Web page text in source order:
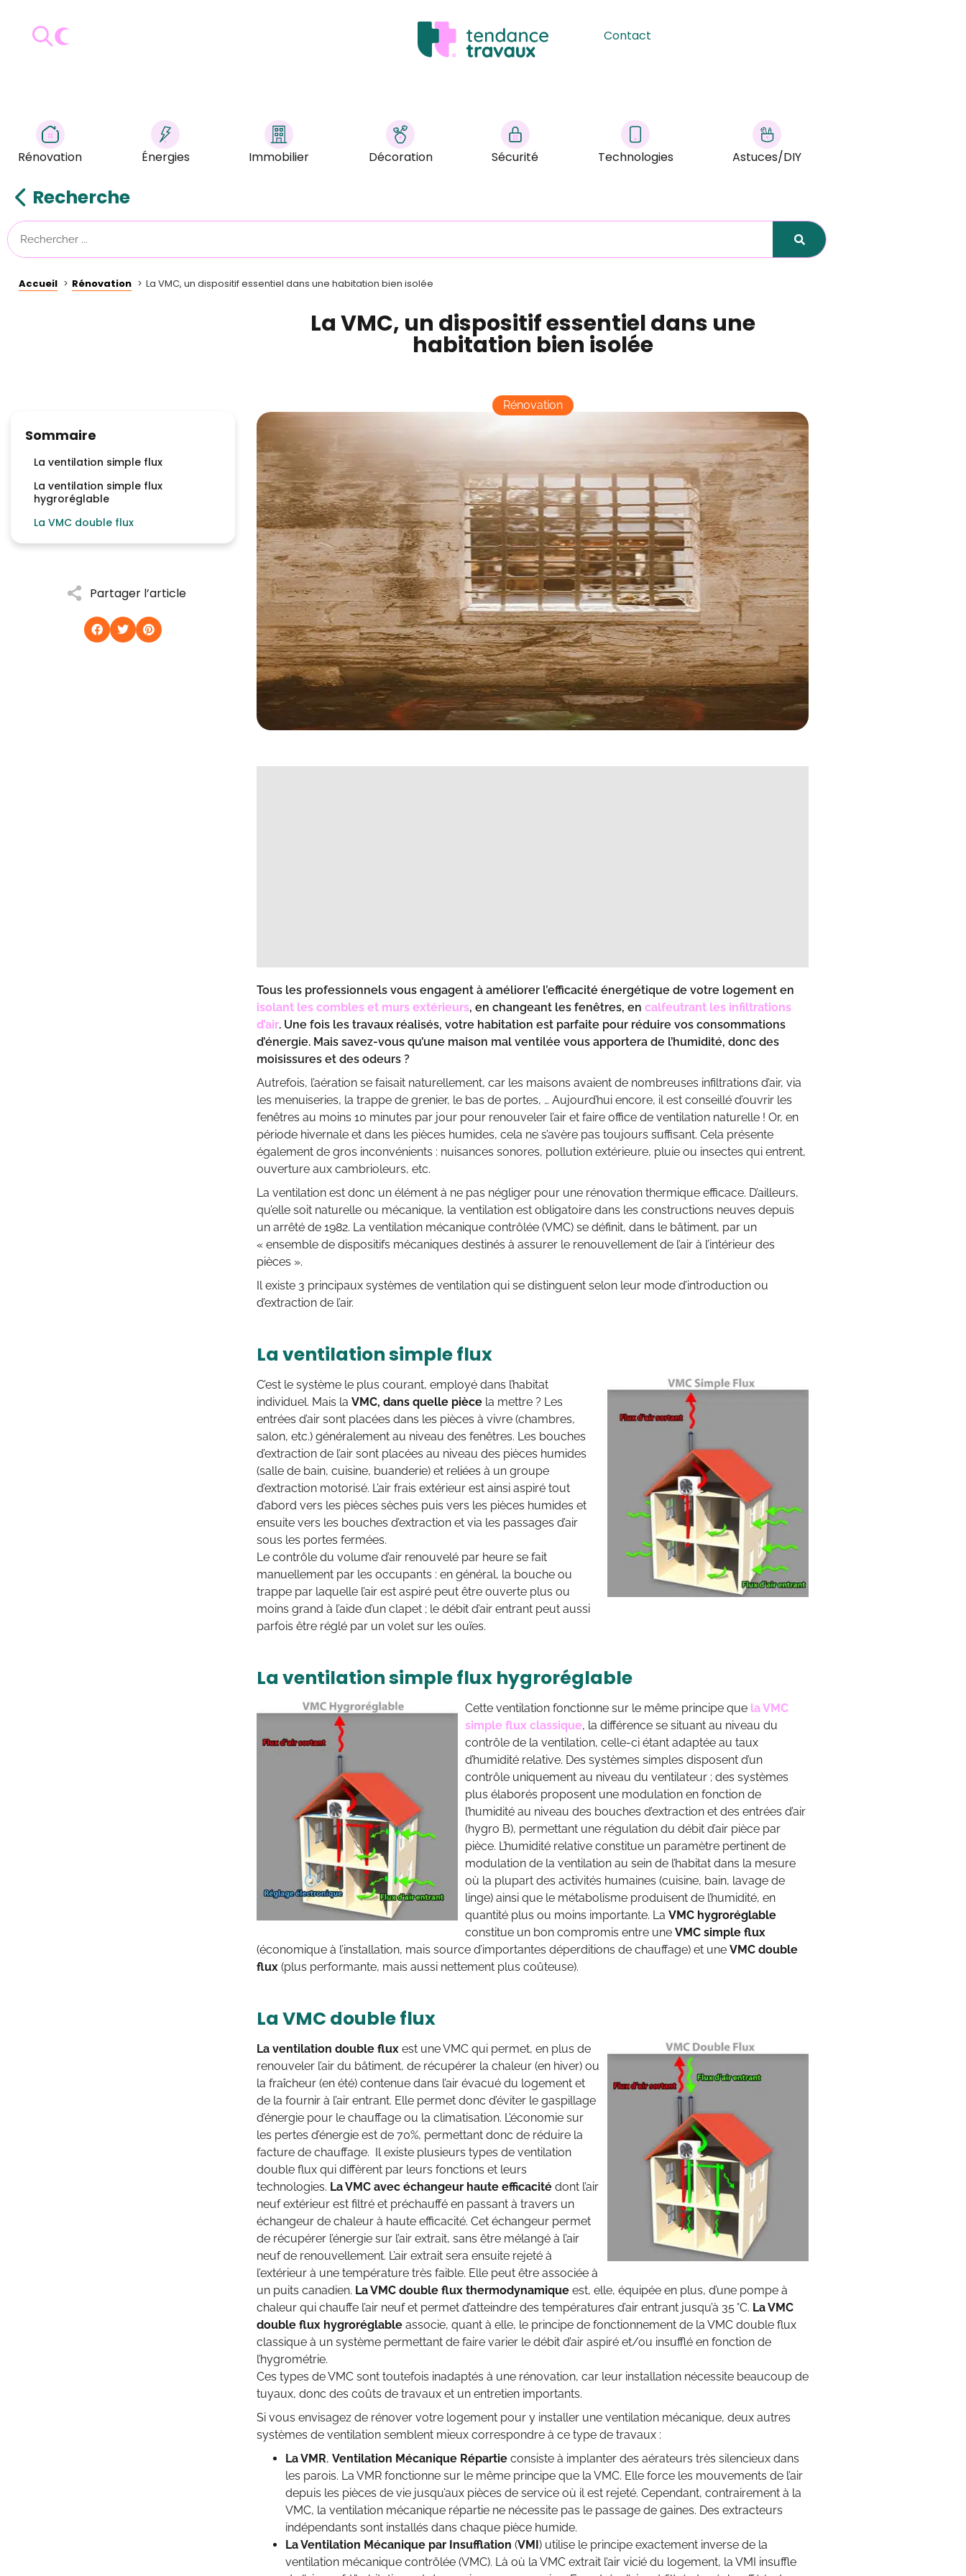
Contact
Rénovation Énergies Immobilier Décoration Sécurité Technologies Astuces/DIY
Recherche
Accueil Rénovation La VMC, un dispositif essentiel dans une habitation bien isolée
Sommaire
La ventilation simple flux
La ventilation simple flux
hygroréglable
La VMC double flux
Partager l’article
La VMC, un dispositif essentiel dans une
habitation bien isolée
Rénovation
Tous les professionnels vous engagent à améliorer l’efficacité énergétique de votre logement en
isolant les combles et murs extérieurs, en changeant les fenêtres, en calfeutrant les infiltrations
d’air. Une fois les travaux réalisés, votre habitation est parfaite pour réduire vos consommations
d’énergie. Mais savez-vous qu’une maison mal ventilée vous apportera de l’humidité, donc des
moisissures et des odeurs ?
Autrefois, l’aération se faisait naturellement, car les maisons avaient de nombreuses infiltrations d’air, via
les menuiseries, la trappe de grenier, le bas de portes, … Aujourd’hui encore, il est conseillé d’ouvrir les
fenêtres au moins 10 minutes par jour pour renouveler l’air et faire office de ventilation naturelle ! Or, en
période hivernale et dans les pièces humides, cela ne s’avère pas toujours suffisant. Cela présente
également de gros inconvénients : nuisances sonores, pollution extérieure, pluie ou insectes qui entrent,
ouverture aux cambrioleurs, etc.
La ventilation est donc un élément à ne pas négliger pour une rénovation thermique efficace. D’ailleurs,
qu’elle soit naturelle ou mécanique, la ventilation est obligatoire dans les constructions neuves depuis
un arrêté de 1982. La ventilation mécanique contrôlée (VMC) se définit, dans le bâtiment, par un
« ensemble de dispositifs mécaniques destinés à assurer le renouvellement de l’air à l’intérieur des
pièces ».
Il existe 3 principaux systèmes de ventilation qui se distinguent selon leur mode d’introduction ou
d’extraction de l’air.
La ventilation simple flux
C’est le système le plus courant, employé dans l’habitat
individuel. Mais la VMC, dans quelle pièce la mettre ? Les
entrées d’air sont placées dans les pièces à vivre (chambres,
salon, etc.) généralement au niveau des fenêtres. Les bouches
d’extraction de l’air sont placées au niveau des pièces humides
(salle de bain, cuisine, buanderie) et reliées à un groupe
d’extraction motorisé. L’air frais extérieur est ainsi aspiré tout
d’abord vers les pièces sèches puis vers les pièces humides et
ensuite vers les bouches d’extraction et via les passages d’air
sous les portes fermées.
Le contrôle du volume d’air renouvelé par heure se fait
manuellement par les occupants : en général, la bouche ou
trappe par laquelle l’air est aspiré peut être ouverte plus ou
moins grand à l’aide d’un clapet ; le débit d’air entrant peut aussi
parfois être réglé par un volet sur les ouïes.
La ventilation simple flux hygroréglable
Cette ventilation fonctionne sur le même principe que la VMC
simple flux classique, la différence se situant au niveau du
contrôle de la ventilation, celle-ci étant adaptée au taux
d’humidité relative. Des systèmes simples disposent d’un
contrôle uniquement au niveau du ventilateur ; des systèmes
plus élaborés proposent une modulation en fonction de
l’humidité au niveau des bouches d’extraction et des entrées d’air
(hygro B), permettant une régulation du débit d’air pièce par
pièce. L’humidité relative constitue un paramètre pertinent de
modulation de la ventilation au sein de l’habitat dans la mesure
où la plupart des activités humaines (cuisine, bain, lavage de
linge) ainsi que le métabolisme produisent de l’humidité, en
quantité plus ou moins importante. La VMC hygroréglable
constitue un bon compromis entre une VMC simple flux
(économique à l’installation, mais source d’importantes déperditions de chauffage) et une VMC double
flux (plus performante, mais aussi nettement plus coûteuse).
La VMC double flux
La ventilation double flux est une VMC qui permet, en plus de
renouveler l’air du bâtiment, de récupérer la chaleur (en hiver) ou
la fraîcheur (en été) contenue dans l’air évacué du logement et
de la fournir à l’air entrant. Elle permet donc d’éviter le gaspillage
d’énergie pour le chauffage ou la climatisation. L’économie sur
les pertes d’énergie est de 70%, permettant donc de réduire la
facture de chauffage. Il existe plusieurs types de ventilation
double flux qui diffèrent par leurs fonctions et leurs
technologies. La VMC avec échangeur haute efficacité dont l’air
neuf extérieur est filtré et préchauffé en passant à travers un
échangeur de chaleur à haute efficacité. Cet échangeur permet
de récupérer l’énergie sur l’air extrait, sans être mélangé à l’air
neuf de renouvellement. L’air extrait sera ensuite rejeté à
l’extérieur à une température très faible. Elle peut être associée à
un puits canadien. La VMC double flux thermodynamique est, elle, équipée en plus, d’une pompe à
chaleur qui chauffe l’air neuf et permet d’atteindre des températures d’air entrant jusqu’à 35 °C. La VMC
double flux hygroréglable associe, quant à elle, le principe de fonctionnement de la VMC double flux
classique à un système permettant de faire varier le débit d’air aspiré et/ou insufflé en fonction de
l’hygrométrie.
Ces types de VMC sont toutefois inadaptés à une rénovation, car leur installation nécessite beaucoup de
tuyaux, donc des coûts de travaux et un entretien importants.
Si vous envisagez de rénover votre logement pour y installer une ventilation mécanique, deux autres
systèmes de ventilation semblent mieux correspondre à ce type de travaux :
La VMR, Ventilation Mécanique Répartie consiste à implanter des aérateurs très silencieux dans
les parois. La VMR fonctionne sur le même principe que la VMC. Elle force les mouvements de l’air
depuis les pièces de vie jusqu’aux pièces de service où il est rejeté. Cependant, contrairement à la
VMC, la ventilation mécanique répartie ne nécessite pas le passage de gaines. Des extracteurs
indépendants sont installés dans chaque pièce humide.
La Ventilation Mécanique par Insufflation (VMI) utilise le principe exactement inverse de la
ventilation mécanique contrôlée (VMC). Là où la VMC extrait l’air vicié du logement, la VMI insuffle